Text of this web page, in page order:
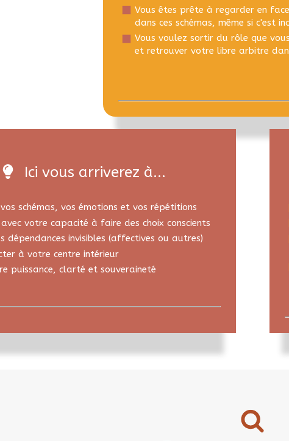
Vous êtes prête à regarder en
dans ces schémas, même si c'est
Vous voulez sortir du rôle que
et retrouver votre libre arbitre
Ici vous arriverez à...
schémas, vos émotions et vos répétitions
avec votre capacité à faire des choix conscients
dépendances invisibles (affectives ou autres)
à votre centre intérieur
puissance, clarté et souveraineté